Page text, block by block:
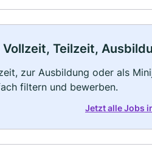
Teilzeit,
zur Ausbildung oder als
filtern und bewerben.
Jetzt alle Jobs